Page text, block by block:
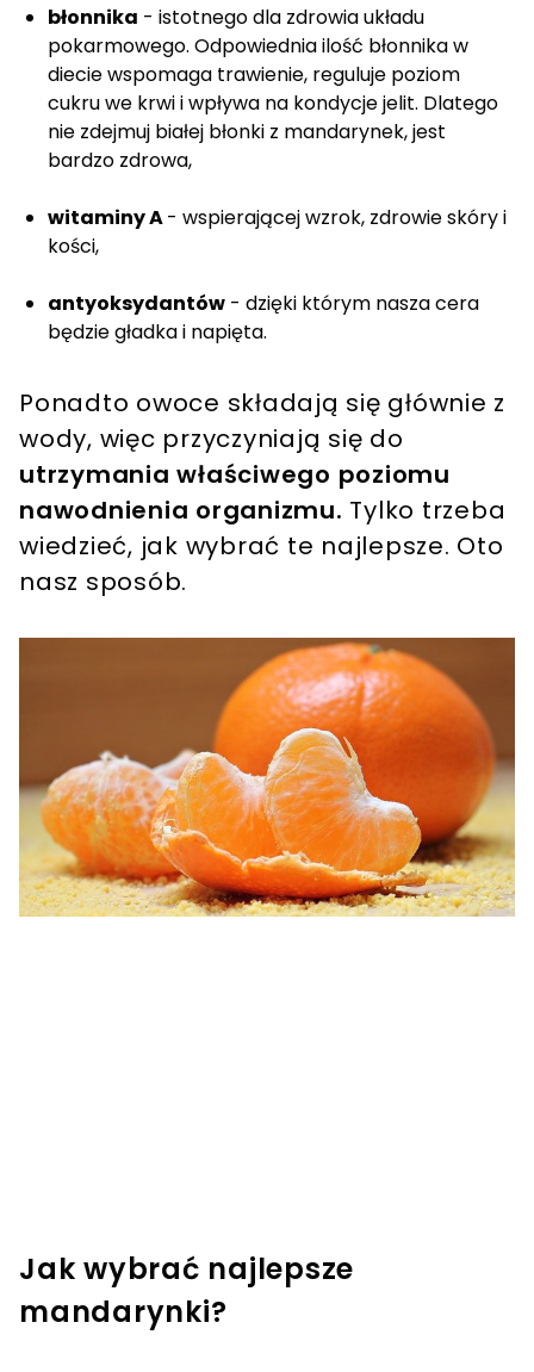
błonnika - istotnego dla zdrowia układu
pokarmowego. Odpowiednia ilość błonnika w
diecie wspomaga trawienie, reguluje poziom
cukru we krwi i wpływa na kondycje jelit. Dlatego
nie zdejmuj białej błonki z mandarynek, jest
bardzo zdrowa,
witaminy A- wspierającej wzrok, zdrowie skóry i
kości,
antyoksydantów - dzięki którym nasza cera
będzie gładka i napięta.
Ponadto owoce składają się głównie z
wody, więc przyczyniają się do
utrzymania właściwego poziomu
nawodnienia organizmu. Tylko trzeba
wiedzieć, jak wybrać te najlepsze. Oto
nasz sposób.
Jak wybrać najlepsze
mandarynki?